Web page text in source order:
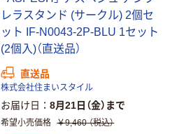
レラスタンド (サークル) 2個セ
ット IF-N0043-2P-BLU 1セット
(2個入)（直送品）
直送品
株式会社住まいスタイル
お届け日 8月21日（金）まで
希望小売価格 ￥9,460 （税込）